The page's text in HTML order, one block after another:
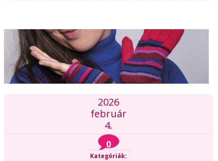
2026
február
4.
0
Kategóriák: